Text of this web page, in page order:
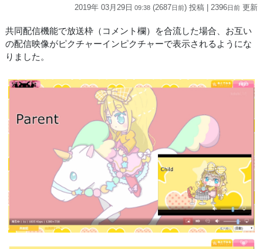
2019年 03月29日 09:38 (2687日前) 投稿 | 2396日前 更新
共同配信機能で放送枠（コメント欄）を合流した場合、お互い
の配信映像がピクチャーインピクチャーで表示されるようにな
りました。